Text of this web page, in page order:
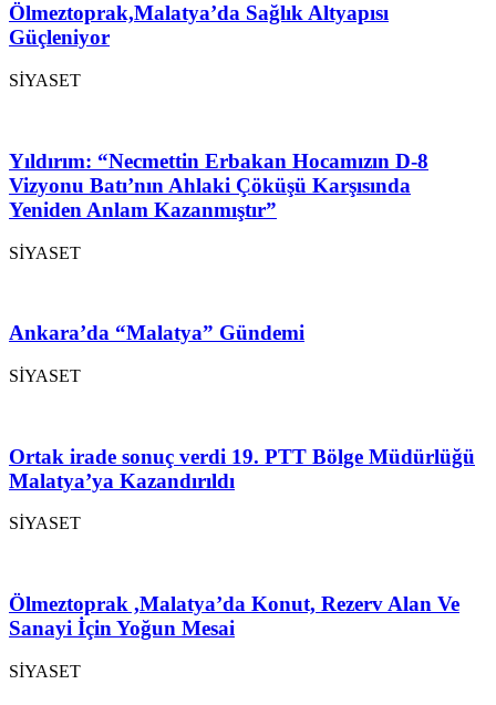
Ölmeztoprak,Malatya’da Sağlık Altyapısı
Güçleniyor
SİYASET
Yıldırım: “Necmettin Erbakan Hocamızın D-8
Vizyonu Batı’nın Ahlaki Çöküşü Karşısında
Yeniden Anlam Kazanmıştır”
SİYASET
Ankara’da “Malatya” Gündemi
SİYASET
Ortak irade sonuç verdi 19. PTT Bölge Müdürlüğü
Malatya’ya Kazandırıldı
SİYASET
Ölmeztoprak ,Malatya’da Konut, Rezerv Alan Ve
Sanayi İçin Yoğun Mesai
SİYASET